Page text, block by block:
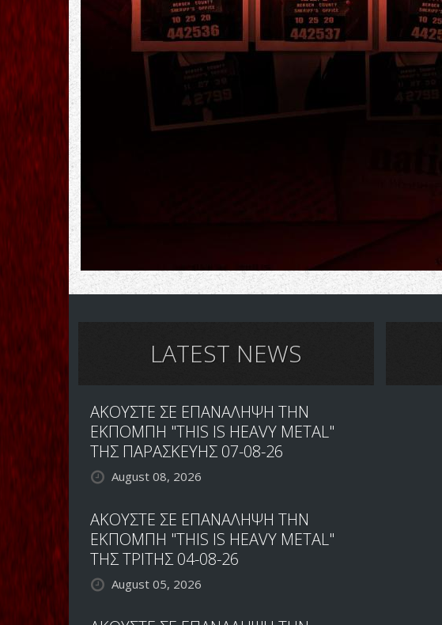
LATEST NEWS
ΑΚΟΥΣΤΕ ΣΕ ΕΠΑΝΑΛΗΨΗ ΤΗΝ
ΕΚΠΟΜΠΗ "THIS IS HEAVY METAL"
ΤΗΣ ΠΑΡΑΣΚΕΥΗΣ 07-08-26
August 08, 2026
ΑΚΟΥΣΤΕ ΣΕ ΕΠΑΝΑΛΗΨΗ ΤΗΝ
ΕΚΠΟΜΠΗ "THIS IS HEAVY METAL"
ΤΗΣ ΤΡΙΤΗΣ 04-08-26
August 05, 2026